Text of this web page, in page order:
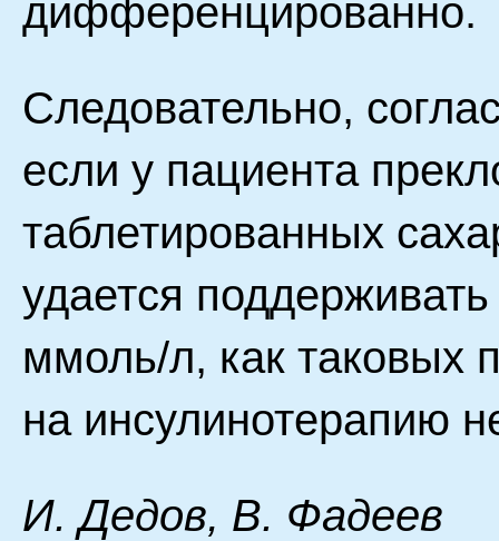
дифференцированно.
Следовательно,
если у пациента
таблетированных
удается
ммоль/л, как таковых
на инсулинотерапию
И. Дeдoв, B. Фaдeeв